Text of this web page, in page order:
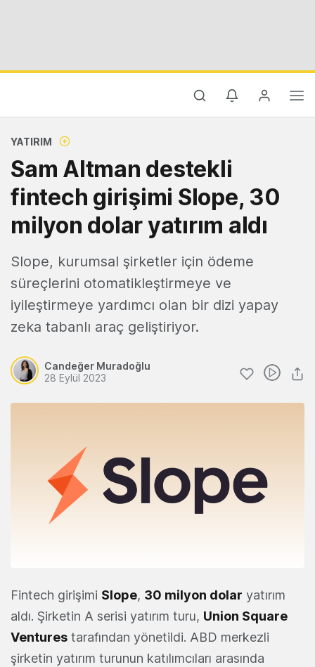
YATIRIM
Sam Altman destekli
fintech girişimi Slope, 30
milyon dolar yatırım aldı
Slope, kurumsal şirketler için ödeme
süreçlerini otomatikleştirmeye ve
iyileştirmeye yardımcı olan bir dizi yapay
zeka tabanlı araç geliştiriyor.
Candeğer Muradoğlu
28 Eylül 2023
Fintech girişimi Slope, 30 milyon dolar yatırım
aldı. Şirketin A serisi yatırım turu, Union Square
Ventures tarafından yönetildi. ABD merkezli
şirketin yatırım turunun katılımcıları arasında